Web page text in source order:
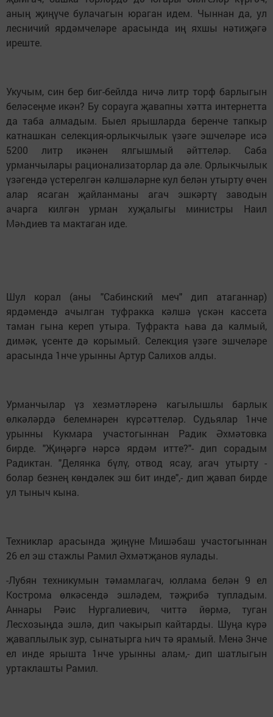
аның җиңүче булачагын юраган идем. Чыннан да, ул
лесничий ярдәмчеләре арасында иң яхшы нәтиҗәгә
иреште.
Укучым, син бер биг-бейлда ничә литр торф барлыгын
беләсеңме икән? Бу сорауга җавапны хәтта интернетта
да таба алмадым. Быел ярышларда беренче тапкыр
катнашкан селекция-орлыкчылык үзәге эшчеләре исә
5200 литр икәнен ялгышмый әйттеләр. Саба
урманчылары рационализаторлар да әле. Орлыкчылык
үзәгендә үстерелгән кәлшәләрне кул белән утырту өчен
алар ясаган җайланманы агач эшкәртү заводын
ачарга килгән урман хуҗалыгы министры Наил
Мәһдиев та мактаган иде.
Шул корал (аны "Сабинский меч" дип атаганнар)
ярдәмендә ачылган туфракка кәлшә үскән кассета
таман гына кереп утыра. Туфракта һава да калмый,
димәк, үсенте дә корымый. Селекция үзәге эшчеләре
арасында 1нче урынны Артур Салихов алды.
Урманчылар үз хезмәтләренә кагылышлы барлык
өлкәләрдә белемнәрен күрсәттеләр. Судьялар 1нче
урынны Кукмара участогыннан Радик Әхмәтовка
бирде. "Җиңәргә нәрсә ярдәм итте?"- дип сорадым
Радиктан. "Делянка бүлү, отвод ясау, агач утырту -
болар безнең көндәлек эш бит инде",- дип җавап бирде
ул тыныч кына.
Техниклар арасында җиңүне Ми­шәбаш участогыннан
26 ел эш стажлы Рамил Әхмәтҗанов яулады.
-Лубян техникумын тәмамлагач, юллама белән 9 ел
Кострома өлкәсендә эшләдем, тәҗрибә туп­ладым.
Аннары Рәис Нургалиевич, читтә йөрмә, туган
Лесхозыңда эшлә, дип чакырып кайтарды. Шуңа күрә
җаваплылык зур, сынатырга һич тә ярамый. Менә 3нче
ел инде ярышта 1нче урынны алам,- дип шатлыгын
уртаклашты Рамил.